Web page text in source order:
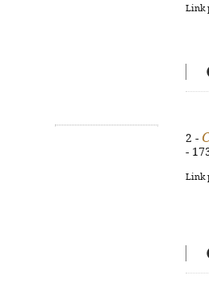
Link
2 -
-
Link